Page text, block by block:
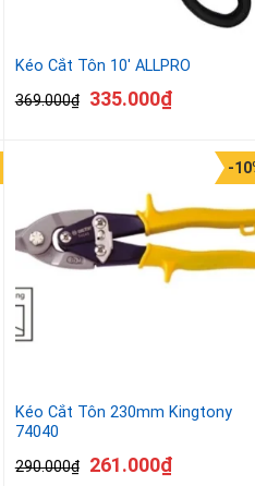
Kéo Cắt Tôn 10′ ALLPRO
369.000₫ 335.000₫
Kéo Cắt Tôn 230mm Kingtony
74040
290.000₫
-
261.000₫